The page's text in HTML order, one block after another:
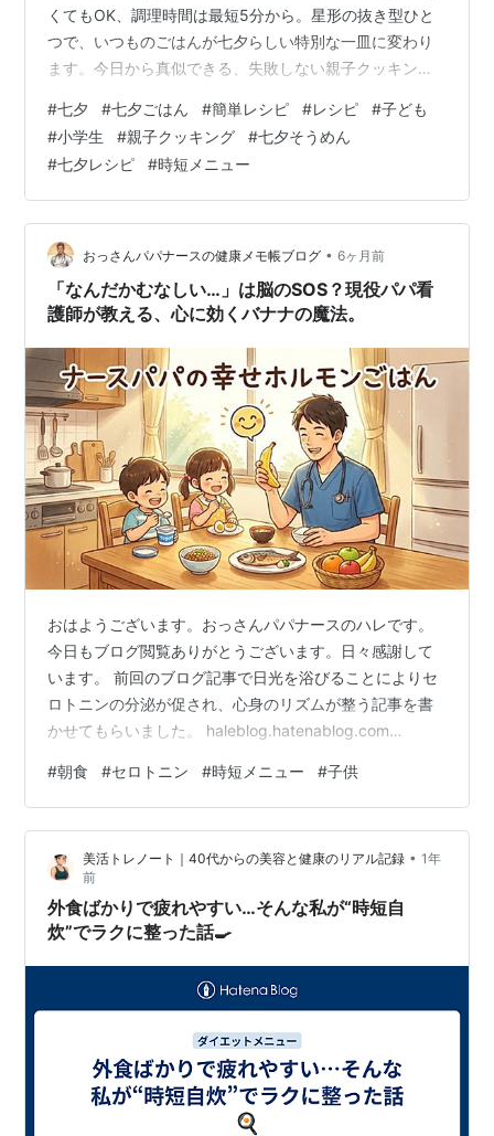
くてもOK、調理時間は最短5分から。星形の抜き型ひと
つで、いつものごはんが七夕らしい特別な一皿に変わり
ます。今日から真似できる、失敗しない親子クッキング
シピ10選｜親子で楽しむ時短メニュー 1星のオクラそう
めん 材料(2人分) 作り方 2天の川そうめんサラダ 材料(2
人分) 作り方 3星型ハムのミニおにぎり 材料(2人分) 作り
方 4ウインナーの星型カット炒め 材料(2人分) 作り方 5星
型チーズのミニサンド 材料(2人分) 作り方 …
#七夕 #七夕ごはん #簡単レシピ #レシピ #子ども
#小学生 #親子クッキング #七夕そうめん
#七夕レシピ #時短メニュー
おっさんパパナースの健康メモ帳ブログ • 6ヶ月前
「なんだかむなしい…」は脳のSOS？現役パパ看
護師が教える、心に効くバナナの魔法。
おはようございます。おっさんパパナースのハレです。
今日もブログ閲覧ありがとうございます。日々感謝して
います。 前回のブログ記事で日光を浴びることによりセ
ロトニンの分泌が促され、心身のリズムが整う記事を書
かせてもらいました。 haleblog.hatenablog.com
記事と関連が深い内容の記事も載せておきます。もし、
内容が気になった方は、ブログ記事を読んでみてくださ
い。時間もかからず読めるように気軽な内容にしてあり
ます。 今回のブログ記事では、前回の内容を少し深掘り
して、セロトニンを増やす食事について書いていきた
い…
#朝食 #セロトニン #時短メニュー #子供
美活トレノート｜40代からの美容と健康のリアル記録 • 1年
前
外食ばかりで疲れやすい…そんな私が“時短自
炊”でラクに整った話🍳